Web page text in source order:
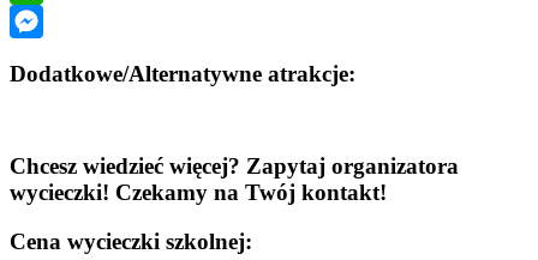
WhatsApp
Dodatkowe/Alternatywne atrakcje:
Chcesz wiedzieć więcej? Zapytaj organizatora
wycieczki! Czekamy na Twój kontakt!
Cena wycieczki szkolnej: